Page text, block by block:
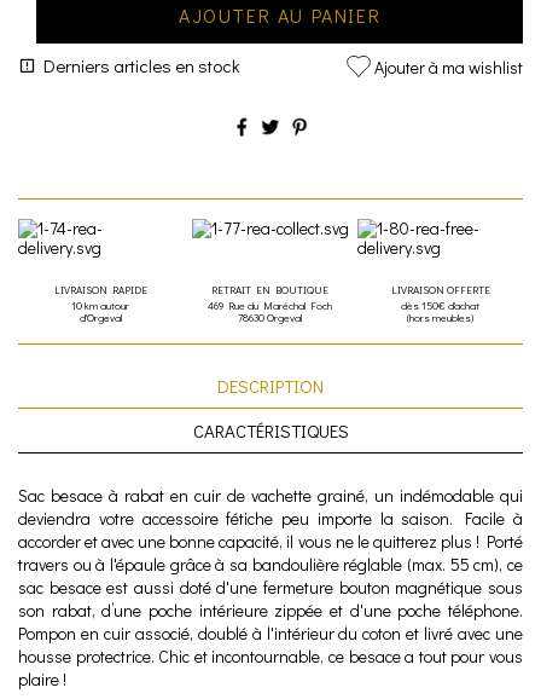
AJOUTER AU PANIER
Derniers articles en stock Ajouter à ma wishlist
LIVRAISON RAPIDE
10 km autour
d'Orgeval
RETRAIT EN BOUTIQUE
469 Rue du Maréchal Foch
78630 Orgeval
LIVRAISON OFFERTE
dès 150€ d'achat
(hors meubles)
DESCRIPTION
CARACTÉRISTIQUES
Sac besace à rabat en cuir de vachette grainé, un indémodable qui
deviendra votre accessoire fétiche peu importe la saison. Facile à
accorder et avec une bonne capacité, il vous ne le quitterez plus ! Porté
travers ou à l'épaule grâce à sa bandoulière réglable (max. 55 cm), ce
sac besace est aussi doté d'une fermeture bouton magnétique sous
son rabat,d’une poche intérieure zippée et d'une poche téléphone.
Pompon en cuir associé, doublé à l'intérieur du coton et livré avec une
housse protectrice. Chic et incontournable, ce besace a tout pour vous
plaire !